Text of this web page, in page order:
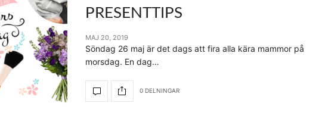
PRESENTTIPS
MAJ 20, 2019
Söndag 26 maj är det dags att fira alla kära mammor på
morsdag. En dag…
0 DELNINGAR